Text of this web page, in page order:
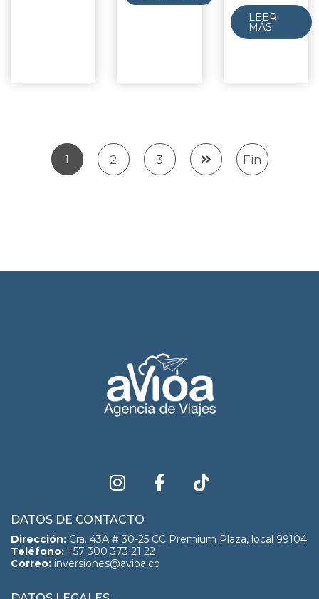
LEER
MÁS
1 2 3 Fin
DATOS DE CONTACTO
Dirección: Cra. 43A # 30-25 CC Premium Plaza, local 99104
Teléfono: +57 300 373 21 22
Correo: inversiones@avioa.co